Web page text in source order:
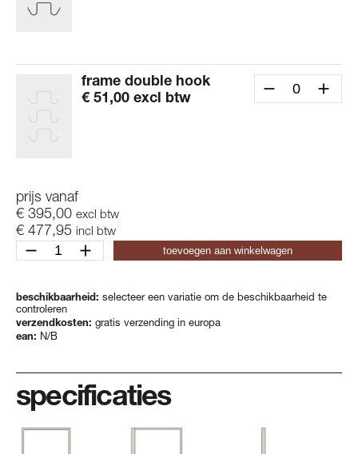
frame double hook
€ 51,00 excl btw
prijs vanaf
€ 395,00 excl btw
€ 477,95 incl btw
frame
dv
toevoegen aan winkelwagen
beschikbaarheid: selecteer een variatie om de beschikbaarheid te
controleren
verzendkosten: gratis verzending in europa
ean: N/B
specificaties